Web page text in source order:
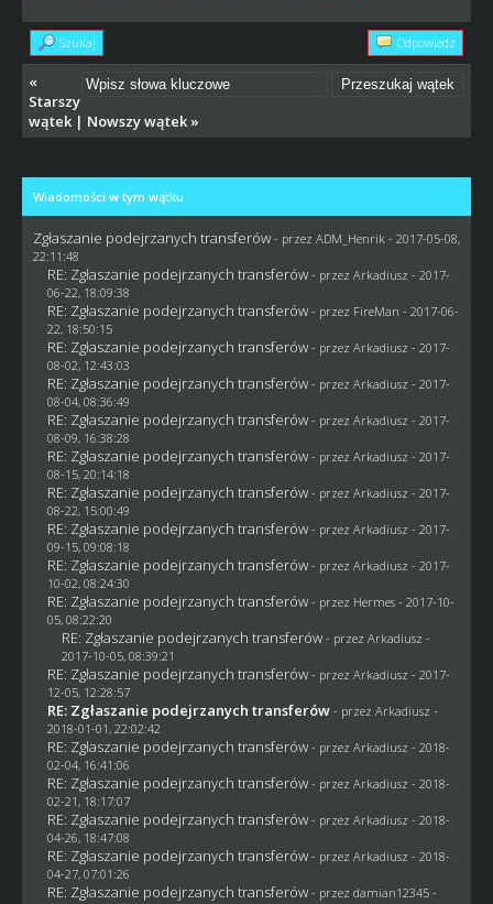
Szukaj Odpowiedz
«
Starszy
wątek| Nowszy wątek»
Wiadomości w tym wątku
Zgłaszanie podejrzanych transferów - przez ADM_Henrik- 2017-05-08,
22:11:48
RE: Zgłaszanie podejrzanych transferów - przez Arkadiusz - 2017-
06-22, 18:09:38
RE: Zgłaszanie podejrzanych transferów - przez FireMan - 2017-06-
22, 18:50:15
RE: Zgłaszanie podejrzanych transferów - przez Arkadiusz - 2017-
08-02, 12:43:03
RE: Zgłaszanie podejrzanych transferów - przez Arkadiusz - 2017-
08-04, 08:36:49
RE: Zgłaszanie podejrzanych transferów - przez Arkadiusz - 2017-
08-09, 16:38:28
RE: Zgłaszanie podejrzanych transferów - przez Arkadiusz - 2017-
08-15, 20:14:18
RE: Zgłaszanie podejrzanych transferów - przez Arkadiusz - 2017-
08-22, 15:00:49
RE: Zgłaszanie podejrzanych transferów - przez Arkadiusz - 2017-
09-15, 09:08:18
RE: Zgłaszanie podejrzanych transferów - przez Arkadiusz - 2017-
10-02, 08:24:30
RE: Zgłaszanie podejrzanych transferów - przez Hermes- 2017-10-
05, 08:22:20
RE: Zgłaszanie podejrzanych transferów - przez Arkadiusz -
2017-10-05, 08:39:21
RE: Zgłaszanie podejrzanych transferów - przez Arkadiusz - 2017-
12-05, 12:28:57
RE: Zgłaszanie podejrzanych transferów - przez Arkadiusz -
2018-01-01, 22:02:42
RE: Zgłaszanie podejrzanych transferów - przez Arkadiusz - 2018-
02-04, 16:41:06
RE: Zgłaszanie podejrzanych transferów - przez Arkadiusz - 2018-
02-21, 18:17:07
RE: Zgłaszanie podejrzanych transferów - przez Arkadiusz - 2018-
04-26, 18:47:08
RE: Zgłaszanie podejrzanych transferów - przez Arkadiusz - 2018-
04-27, 07:01:26
RE: Zgłaszanie podejrzanych transferów - przez damian12345-